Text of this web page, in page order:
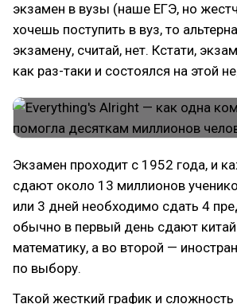
экзамен в вузы (наше ЕГЭ, но
хочешь поступить в вуз, то
экзамену, считай, нет. Кстати,
как раз-таки и состоялся на этой
Экзамен проходит с 1952 года, и
сдают около 13 миллионов
или 3 дней необходимо сдать 4
обычно в первый день сдают
математику, а во второй —
по выбору.
Такой жесткий график и